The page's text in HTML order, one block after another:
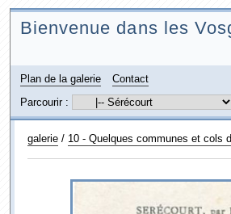
Bienvenue dans les
Plan de la galerie
Contact
Parcourir :
galerie/ 10 - Quelques communes et cols